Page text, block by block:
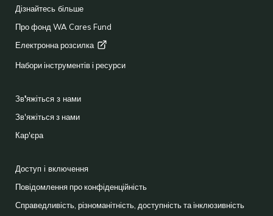
Дізнайтесь більше
Про фонд WA Cares Fund
Електроннарозсилка
Набори інструментів і ресурси
Зв'яжіться з нами
Зв'яжіться з нами
Кар'єра
Доступ і включення
Повідомлення про конфіденційність
Справедливість, різноманітність, доступність та інклюзивність